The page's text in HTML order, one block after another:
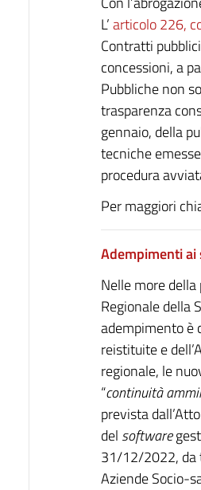
L’articolo 226,
Contratti
concessioni, a
Pubbliche non
trasparenza
gennaio, della
tecniche
procedura
Per maggiori
Adempimenti ai
Nelle more
Regionale della
adempimento è
reistituite e
regionale, le
“continuità
prevista
del software
31/12/2022, da
Aziende Socio-